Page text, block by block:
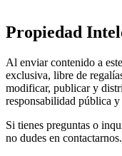
Propiedad
Al enviar contenido a
exclusiva, libre de
modificar, publicar y
responsabilidad pública y
Si tienes preguntas o
no dudes en contactarnos.